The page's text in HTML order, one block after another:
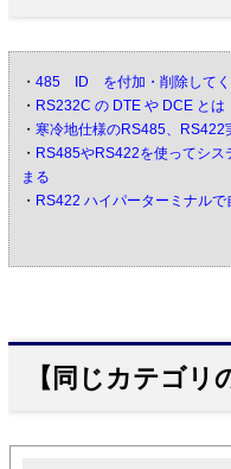
・ 485 ID を付加・削除してく
・ RS232C の DTE や DCE とは
・ 寒冷地仕様のRS485、RS422
・ RS485やRS422を使ってシス
まる
・ RS422 ハイパーターミナルで
【同じカテゴリ